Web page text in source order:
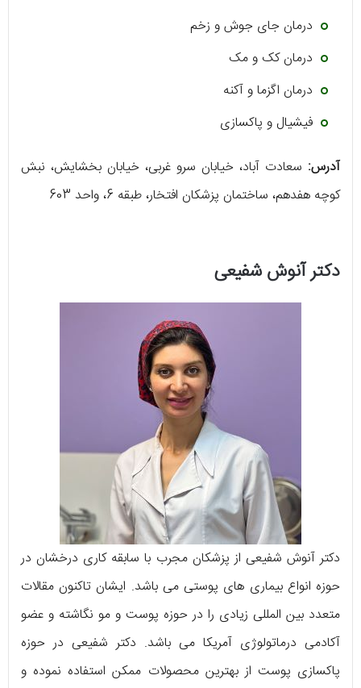
درمان جای جوش و زخم
درمان کک و مک
درمان اگزما و آکنه
فیشیال و پاکسازی
آدرس: سعادت آباد، خیابان سرو غربی، خیابان بخشایش، نبش
کوچه هفدهم، ساختمان پزشکان افتخار، طبقه 6، واحد 603
دکتر آنوش شفیعی
دکتر آنوش شفیعی از پزشکان مجرب با سابقه‌ کاری درخشان در
حوزه‌ انواع بیماری‌ های پوستی می‌ باشد. ایشان تاکنون مقالات
متعدد بین‌ المللی زیادی را در حوزه‌ پوست و مو نگاشته و عضو
آکادمی درماتولوژی آمریکا می‌ باشد. دکتر شفیعی در حوزه‌
پاکسازی پوست از بهترین محصولات ممکن استفاده نموده و